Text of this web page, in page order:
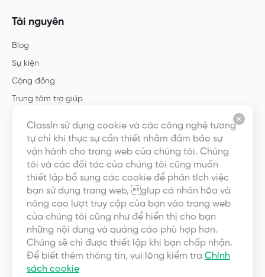
ClassIn sử dụng cookie và các công nghệ tương
tự chỉ khi thực sự cần thiết nhằm đảm bảo sự
vận hành cho trang web của chúng tôi. Chúng
tôi và các đối tác của chúng tôi cũng muốn
thiết lập bổ sung các cookie để phân tích việc
bạn sử dụng trang web, gíup cá nhân hóa và
nâng cao lượt truy cập của bạn vào trang web
của chúng tôi cũng như để hiển thị cho bạn
những nội dung và quảng cáo phù hợp hơn.
Chúng sẽ chỉ được thiết lập khi bạn chấp nhận.
Để biết thêm thông tin, vui lòng kiểm tra Chính
sách cookie
Tài nguyên
Blog
Sự kiện
Cộng đồng
Trung tâm trợ giúp
Mẫu
Giới thiệu
Về chúng tôi
Nghề nghiệp
Liên hệ với chúng tôi
Quan hệ đối tác
Thoả thuận người dùng